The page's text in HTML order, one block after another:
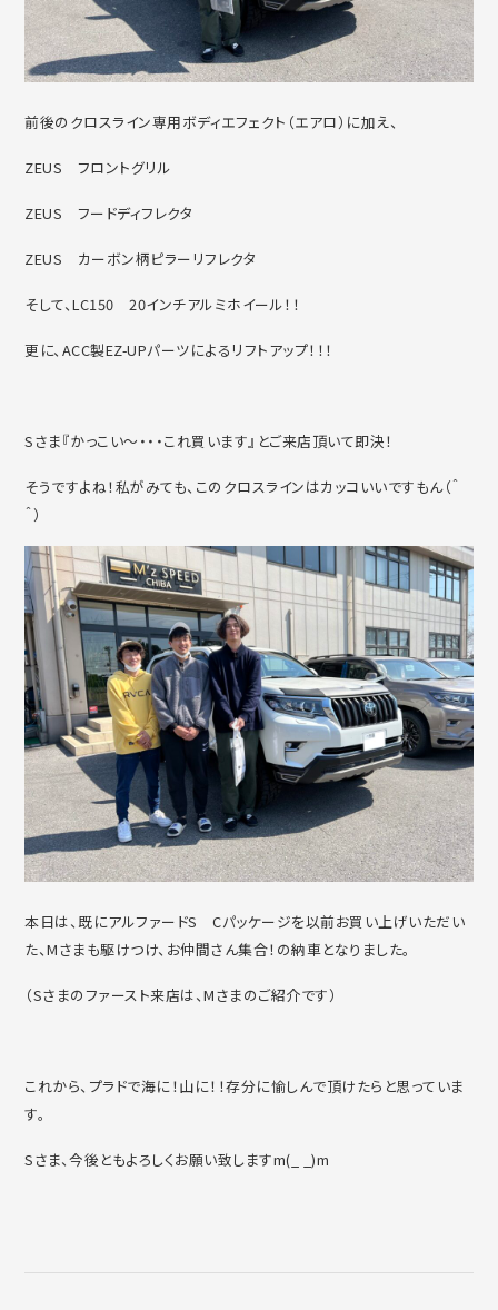
前後のクロスライン専用ボディエフェクト（エアロ）に加え、
ZEUS フロントグリル
ZEUS フードディフレクタ
ZEUS カーボン柄ピラーリフレクタ
そして、LC150 20インチアルミホイール！！
更に、ACC製EZ-UPパーツによるリフトアップ！！！
Sさま『かっこい～・・・これ買います』とご来店頂いて即決！
そうですよね！私がみても、このクロスラインはカッコいいですもん（＾
＾）
本日は、既にアルファードS Cパッケージを以前お買い上げいただい
た、Mさまも駆けつけ、お仲間さん集合！の納車となりました。
（Sさまのファースト来店は、Mさまのご紹介です）
これから、プラドで海に！山に！！存分に愉しんで頂けたらと思っていま
す。
Sさま、今後ともよろしくお願い致しますm(_ _)m